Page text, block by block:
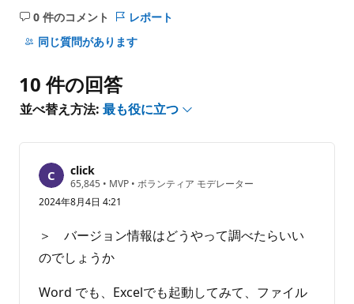
0 件のコメント
コ
メ
は
あ
ま
ん
レポート
同じ質問があります
10 件の回答
並べ替え方法: 最も役に立つ
click
65,845 評
の
ン
ト
• MVP • ボランティア モデレーター
2024年8月4日 4:21
＞ バージョン情報はどうやって調べたらいい
のでしょうか
Word でも、Excelでも起動してみて、ファイル